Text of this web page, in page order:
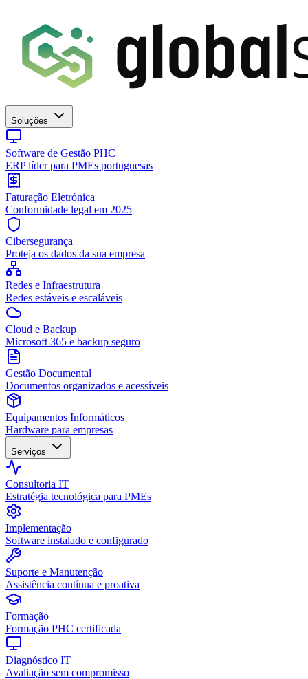
Soluções
Software de Gestão PHC
ERP líder para PMEs portuguesas
Faturação Eletrónica
Conformidade legal em 2025
Cibersegurança
Proteja os dados da sua empresa
Redes e Infraestrutura
Redes estáveis e escaláveis
Cloud e Backup
Microsoft 365 e backup seguro
Gestão Documental
Documentos organizados e acessíveis
Equipamentos Informáticos
Hardware para empresas
Serviços
Consultoria IT
Estratégia tecnológica para PMEs
Implementação
Software instalado e configurado
Suporte e Manutenção
Assistência contínua e proativa
Formação
Formação PHC certificada
Diagnóstico IT
Avaliação sem compromisso